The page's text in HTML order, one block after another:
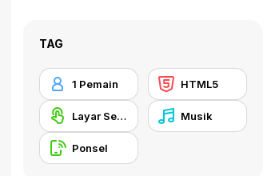
TAG
1 Pemain HTML5
Layar Sentuh Musik
Ponsel